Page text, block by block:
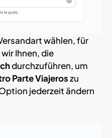
wählen, für
Ihnen, die
durchzuführen, um
Parte Viajeroszu
jederzeit ändern